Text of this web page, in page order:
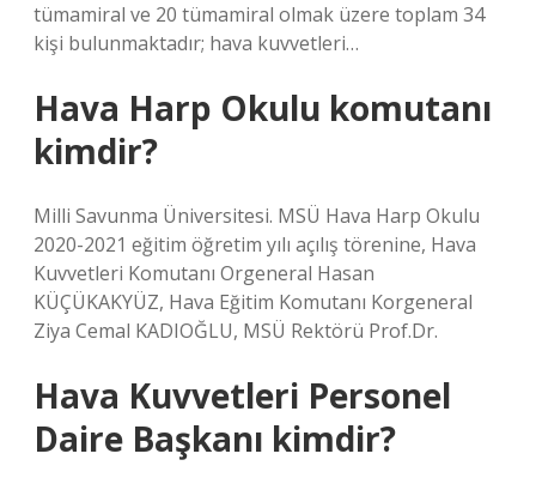
tümamiral ve 20 tümamiral olmak üzere toplam 34
kişi bulunmaktadır; hava kuvvetleri…
Hava Harp Okulu komutanı
kimdir?
Milli Savunma Üniversitesi. MSÜ Hava Harp Okulu
2020-2021 eğitim öğretim yılı açılış törenine, Hava
Kuvvetleri Komutanı Orgeneral Hasan
KÜÇÜKAKYÜZ, Hava Eğitim Komutanı Korgeneral
Ziya Cemal KADIOĞLU, MSÜ Rektörü Prof.Dr.
Hava Kuvvetleri Personel
Daire Başkanı kimdir?